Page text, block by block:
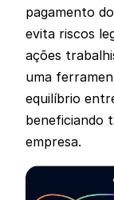
pagamento
evita riscos
ações
uma
equilíbrio
beneficiando
empresa.